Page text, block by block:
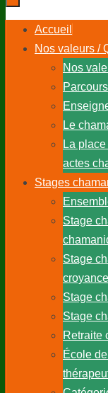
PasserAccueil
Nos valeurs /
Nos
Le
La
actes
Stages
Stage
Stage
Stage
Stage
Retraite
École